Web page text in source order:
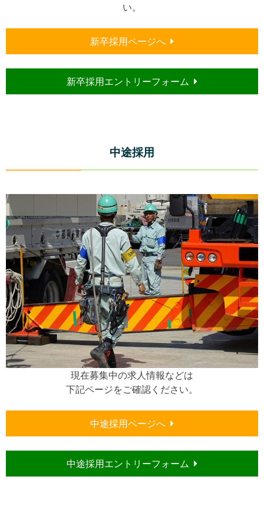
い。
新卒採用ページへ
新卒採用エントリーフォーム
中途採用
現在募集中の求人情報などは
下記ページをご確認ください。
中途採用ページへ
中途採用エントリーフォーム